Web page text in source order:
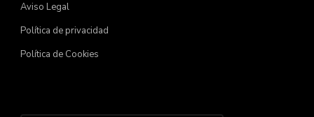
Aviso Legal
Política de privacidad
Política de Cookies